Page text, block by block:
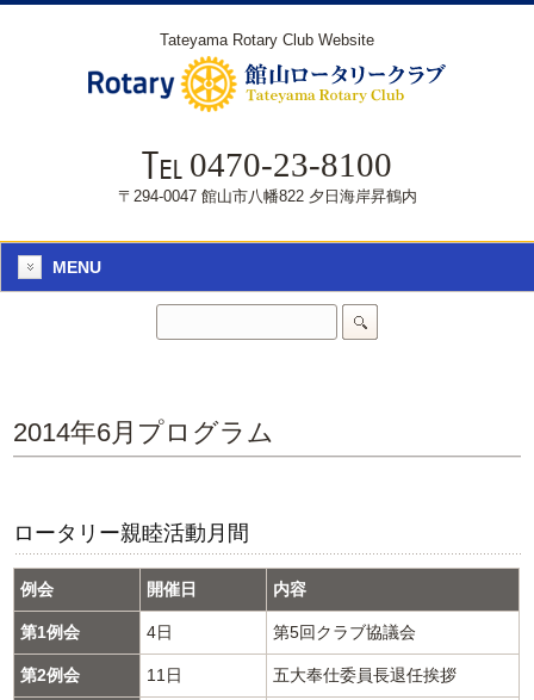
Tateyama Rotary Club Website
0470-23-8100
〒294-0047 館山市八幡822 夕日海岸昇鶴内
MENU
2014年6月プログラム
ロータリー親睦活動月間
例会 開催日 内容
第1例会 4日 第5回クラブ協議会
第2例会 11日 五大奉仕委員長退任挨拶